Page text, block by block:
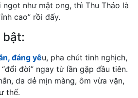
như mật ong, thì Thu Thảo là
cao” rồi đấy.
đáng yêu, pha chút tinh nghịch,
đời” ngay từ lần gặp đầu tiên.
da dẻ mịn màng, ôm vừa vặn,
thế.